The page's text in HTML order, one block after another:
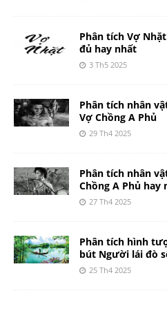
Phân tích Vợ
đủ hay nhất
3 Th5 2025
Phân tích nhân
Vợ Chồng A Phủ
29 Th4 2025
Phân tích nhân
Chồng A Phủ hay
27 Th4 2025
Phân tích hình
bút Người lái đò
25 Th4 2025